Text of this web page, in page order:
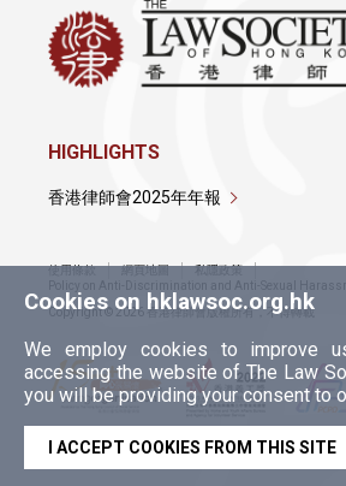
Cookies on hklawsoc.org.hk
We employ cookies to improve
accessing the website of The Law
you will be providing your consent to
I ACCEPT COOKIES FROM THIS SITE
HIGHLIGHTS
香港律師會2025年年報
使用條款 網頁地圖
私隱政策
Policy on Anti-Discrimination and Anti-Sexual
Copyright © 2026 香港律師會版權所有，不得轉載